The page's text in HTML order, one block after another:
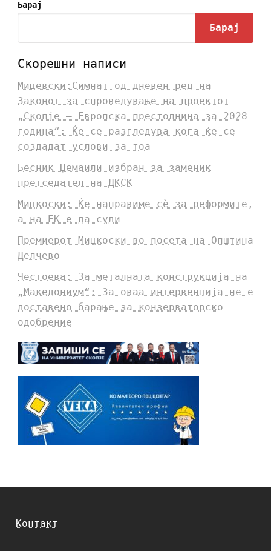
Барај
Барај
Скорешни написи
Мицевски:Симнат од дневен ред на
Законот за спроведување на проектот
„Скопје – Европска престолнина за 2028
година“: Ќе се разгледува кога ќе се
создадат услови за тоа
Бесник Џемаили избран за заменик
претседател на ДКСК
Мицкоски: Ќе направиме сè за реформите,
а на ЕК е да суди
Премиерот Мицкоски во посета на Општина
Делчево
Честоева: За металната конструкција на
„Македониум“: За оваа интервенција не е
доставено барање за конзерваторско
одобрение
Контакт